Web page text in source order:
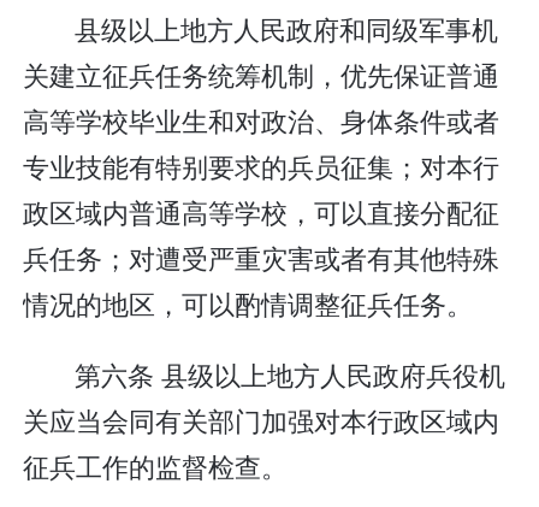
县级以上地方人民政府和同级军事机
关建立征兵任务统筹机制，优先保证普通
高等学校毕业生和对政治、身体条件或者
专业技能有特别要求的兵员征集；对本行
政区域内普通高等学校，可以直接分配征
兵任务；对遭受严重灾害或者有其他特殊
情况的地区，可以酌情调整征兵任务。
第六条 县级以上地方人民政府兵役机
关应当会同有关部门加强对本行政区域内
征兵工作的监督检查。